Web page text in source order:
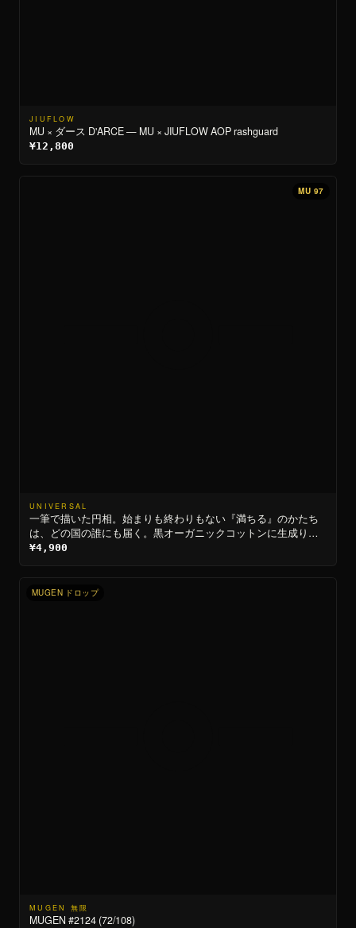
JIUFLOW
MU × ダース D'ARCE — MU × JIUFLOW AOP rashguard
¥12,800
MU 97
UNIVERSAL
一筆で描いた円相。始まりも終わりもない『満ちる』のかたち
は、どの国の誰にも届く。黒オーガニックコットンに生成りイ
ンク。100枚限定・通し番号入り。
¥4,900
MUGEN ドロップ
MUGEN 無限
MUGEN #2124 (72/108)